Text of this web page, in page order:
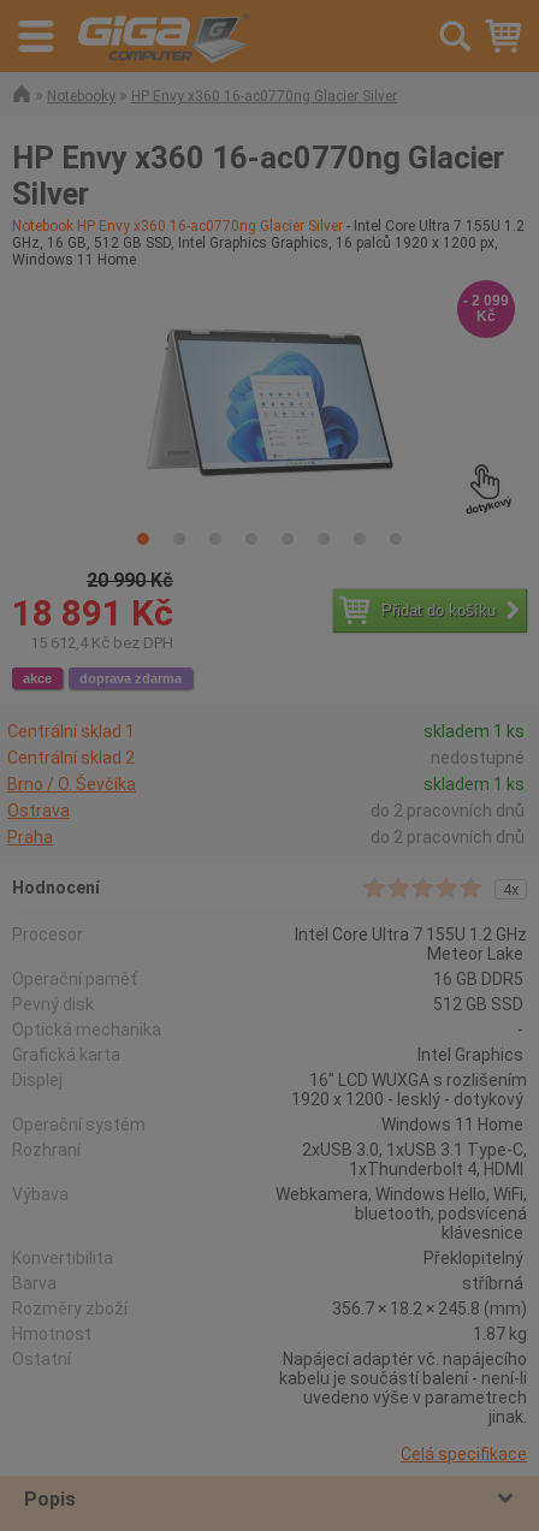
» Notebooky » HP Envy x360 16-ac0770ng Glacier Silver
HP Envy x360 16-ac0770ng Glacier
Silver
Notebook HP Envy x360 16-ac0770ng Glacier Silver - Intel Core Ultra 7 155U 1.2
GHz, 16 GB, 512 GB SSD, Intel Graphics Graphics, 16 palců 1920 x 1200 px,
Windows 11 Home
20 990 Kč
18 891 Kč
15 612,4 Kč bez DPH
Přidat do košíku
akce doprava zdarma
- 2 099
Kč
Centrální sklad 1
skladem 1 ks
Centrální sklad 2
nedostupné
Brno / O. Ševčíka
skladem 1 ks
Ostrava
do 2 pracovních dnů
Praha
do 2 pracovních dnů
Hodnocení 4x
Procesor
Intel Core Ultra 7 155U 1.2 GHz
Meteor Lake
Operační paměť
16 GB DDR5
Pevný disk
512 GB SSD
Optická mechanika
-
Grafická karta
Intel Graphics
Displej
16" LCD WUXGA s rozlišením
1920 x 1200 - lesklý - dotykový
Operační systém
Windows 11 Home
Rozhraní
2xUSB 3.0, 1xUSB 3.1 Type-C,
1xThunderbolt 4, HDMI
Výbava
Webkamera, Windows Hello, WiFi,
bluetooth, podsvícená
klávesnice
Konvertibilita
Překlopitelný
Barva
stříbrná
Rozměry zboží
356.7 × 18.2 × 245.8 (mm)
Hmotnost
1.87 kg
Ostatní
Napájecí adaptér vč. napájecího
kabelu je součástí balení - není-li
uvedeno výše v parametrech
jinak.
Celá specifikace
Popis